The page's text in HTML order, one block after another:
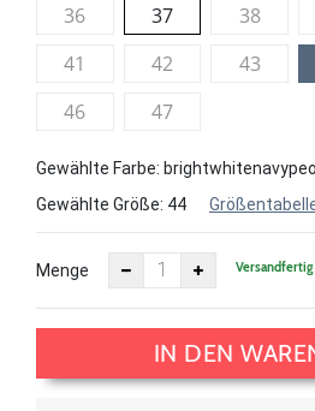
36 37 38
41
42 43
46
47
Gewählte Farbe:
Gewählte Größe: 44
Menge
IN DEN